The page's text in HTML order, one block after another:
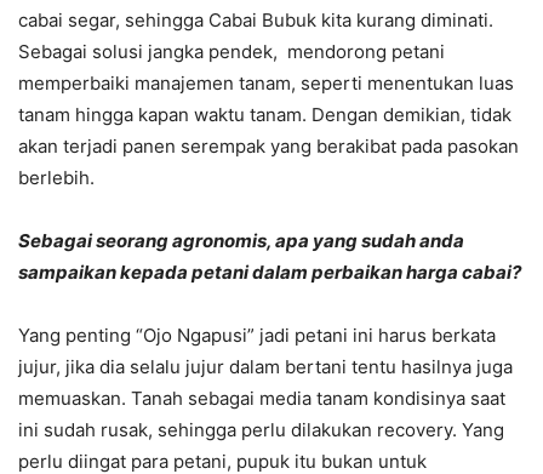
cabai segar, sehingga Cabai Bubuk kita kurang diminati.
Sebagai solusi jangka pendek, mendorong petani
memperbaiki manajemen tanam, seperti menentukan luas
tanam hingga kapan waktu tanam. Dengan demikian, tidak
akan terjadi panen serempak yang berakibat pada pasokan
berlebih.
Sebagai seorang agronomis, apa yang sudah anda
sampaikan kepada petani dalam perbaikan harga cabai?
Yang penting “Ojo Ngapusi” jadi petani ini harus berkata
jujur, jika dia selalu jujur dalam bertani tentu hasilnya juga
memuaskan. Tanah sebagai media tanam kondisinya saat
ini sudah rusak, sehingga perlu dilakukan recovery. Yang
perlu diingat para petani, pupuk itu bukan untuk